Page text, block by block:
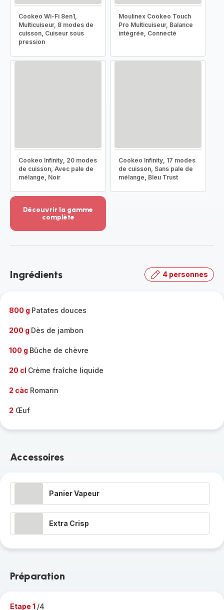
Cookeo Wi-Fi 8en1,
Multicuiseur, 8 modes de
cuisson, Cuiseur sous
pression
Moulinex Cookeo Touch
Pro Multicuiseur, Balance
intégrée, Connecté
Cookeo Infinity, 20 modes
de cuisson, Avec pale de
mélange, Noir
Cookeo Infinity, 17 modes
de cuisson, Sans pale de
mélange, Bleu Trust
Découvrir la gamme
complète
-
gamme
Ingrédients 4 personnes
800 g Patates douces
200 g Dès de jambon
100 g Bûche de chèvre
20 cl Crème fraîche liquide
2 càc Romarin
2 Œuf
Accessoires
Panier Vapeur
Extra Crisp
Préparation
Etape 1 /4